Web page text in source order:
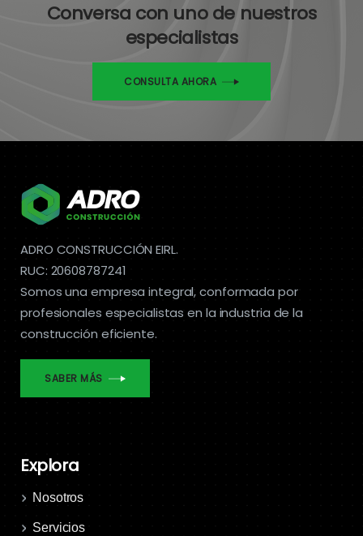
Conversa con uno de nuestros
especialistas
CONSULTA AHORA
ADRO CONSTRUCCIÓN EIRL.
RUC: 20608787241
Somos una empresa integral, conformada por
profesionales especialistas en la industria de la
construcción eficiente.
SABER MÁS
Explora
Nosotros
Servicios